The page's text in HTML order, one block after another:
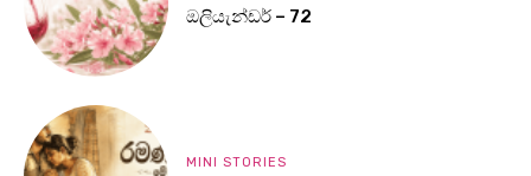
ඔලියැන්ඩර් – 72
MINI STORIES